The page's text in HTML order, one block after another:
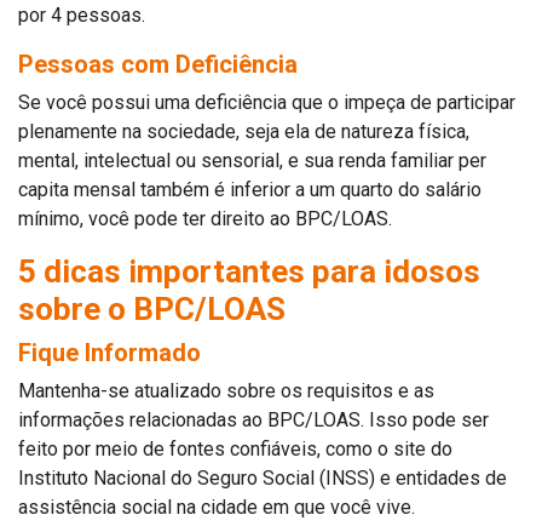
por 4 pessoas.
Pessoas com Deficiência
Se você possui uma deficiência que o impeça de participar
plenamente na sociedade, seja ela de natureza física,
mental, intelectual ou sensorial, e sua renda familiar per
capita mensal também é inferior a um quarto do salário
mínimo, você pode ter direito ao BPC/LOAS.
5 dicas importantes para idosos
sobre o BPC/LOAS
Fique Informado
Mantenha-se atualizado sobre os requisitos e as
informações relacionadas ao BPC/LOAS. Isso pode ser
feito por meio de fontes confiáveis, como o site do
Instituto Nacional do Seguro Social (INSS) e entidades de
assistência social na cidade em que você vive.